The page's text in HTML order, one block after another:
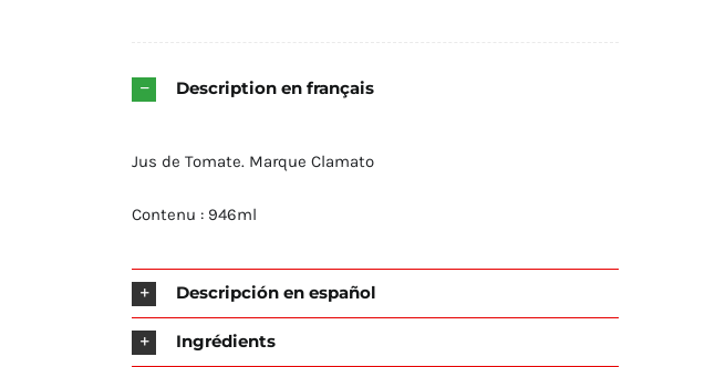
946ml
Description en français
Jus de Tomate. Marque Clamato
Contenu : 946ml
Descripción en español
Ingrédients